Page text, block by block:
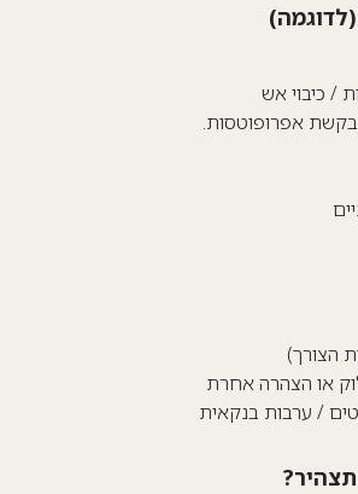
/ כיבוי אש
אפרופוטסות.
הצורך)
או הצהרה אחרת
/ ערבות בנקאית